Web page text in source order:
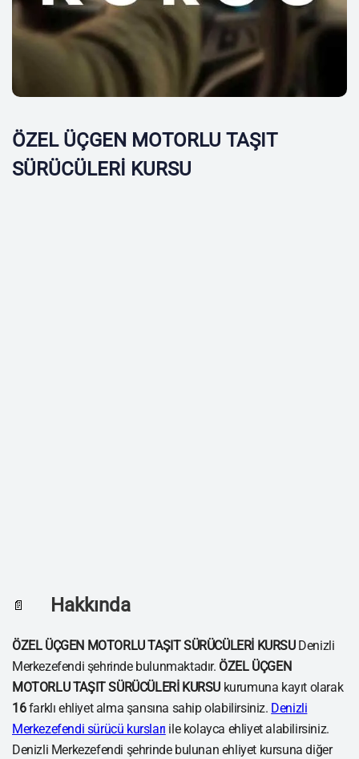
ÖZEL ÜÇGEN MOTORLU TAŞIT
SÜRÜCÜLERİ KURSU
📄 Hakkında
ÖZEL ÜÇGEN MOTORLU TAŞIT SÜRÜCÜLERİ KURSUDenizli
Merkezefendi şehrinde bulunmaktadır. ÖZEL ÜÇGEN
MOTORLU TAŞIT SÜRÜCÜLERİ KURSU kurumuna kayıt olarak
16farklı ehliyet alma şansına sahip olabilirsiniz. Denizli
Merkezefendi sürücü kursları ile kolayca ehliyet alabilirsiniz.
Denizli Merkezefendi şehrinde bulunan ehliyet kursuna diğer